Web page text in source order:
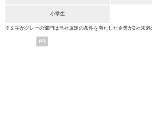
小学生
※文字がグレーの部門は当社規定の条件を満たした企業が2社未満
PR